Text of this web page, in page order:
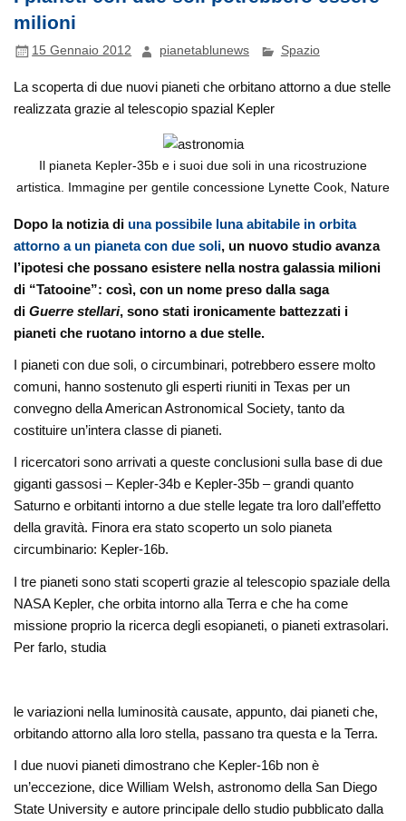
milioni
15 Gennaio 2012 pianetablunews Spazio
La scoperta di due nuovi pianeti che orbitano attorno a due stelle
realizzata grazie al telescopio spazial Kepler
Il pianeta Kepler-35b e i suoi due soli in una ricostruzione
artistica. Immagine per gentile concessione Lynette Cook, Nature
Dopo la notizia di una possibile luna abitabile in orbita
attorno a un pianeta con due soli, un nuovo studio avanza
l’ipotesi che possano esistere nella nostra galassia milioni
di “Tatooine”: così, con un nome preso dalla saga
diGuerre stellari, sono stati ironicamente battezzati i
pianeti che ruotano intorno a due stelle.
I pianeti con due soli, o circumbinari, potrebbero essere molto
comuni, hanno sostenuto gli esperti riuniti in Texas per un
convegno della American Astronomical Society, tanto da
costituire un’intera classe di pianeti.
I ricercatori sono arrivati a queste conclusioni sulla base di due
giganti gassosi – Kepler-34b e Kepler-35b – grandi quanto
Saturno e orbitanti intorno a due stelle legate tra loro dall’effetto
della gravità. Finora era stato scoperto un solo pianeta
circumbinario: Kepler-16b.
I tre pianeti sono stati scoperti grazie al telescopio spaziale della
NASA Kepler, che orbita intorno alla Terra e che ha come
missione proprio la ricerca degli esopianeti, o pianeti extrasolari.
Per farlo, studia
le variazioni nella luminosità causate, appunto, dai pianeti che,
orbitando attorno alla loro stella, passano tra questa e la Terra.
I due nuovi pianeti dimostrano che Kepler-16b non è
un’eccezione, dice William Welsh, astronomo della San Diego
State University e autore principale dello studio pubblicato dalla